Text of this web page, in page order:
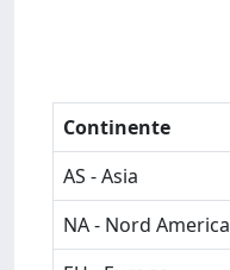
Continente
AS - Asia
NA - Nord America